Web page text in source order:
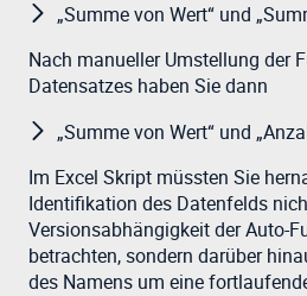
„Summe von Wert“ und
Nach manueller Umstellung der
Datensatzes haben Sie dann
„Summe von Wert“ und
Im Excel Skript müssten Sie
Identifikation des Datenfelds
Versionsabhängigkeit der Auto-
betrachten, sondern darüber
des Namens um eine